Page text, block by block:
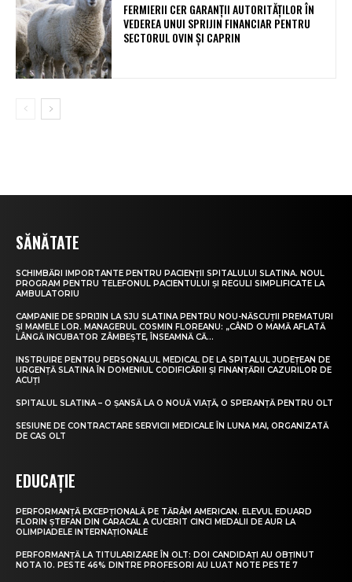
FERMIERII CER GARANȚII AUTORITĂȚILOR ÎN
VEDEREA UNUI SPRIJIN FINANCIAR PENTRU
SECTORUL OVIN ȘI CAPRIN
SĂNĂTATE
SCHIMBĂRI IMPORTANTE PENTRU PACIENȚII SPITALULUI SLATINA. NOUL
PROGRAM PENTRU TELEFONUL PACIENTULUI ȘI REGULI SIMPLIFICATE LA
AMBULATORIU
CAMPANIE DE SPRIJIN LA SJU SLATINA PENTRU NOU-NĂSCUȚII PREMATURI
ȘI MAMELE LOR. MANAGERUL COSMIN FLOREANU: „CÂND O MAMĂ AFLATĂ
LÂNGĂ INCUBATOR ZÂMBEȘTE, ÎNSEAMNĂ CĂ...
INSTRUIRE PENTRU PERSONALUL MEDICAL DE LA SPITALUL JUDEȚEAN DE
URGENȚĂ SLATINA ÎN DOMENIUL CODIFICĂRII ȘI FINANȚĂRII CAZURILOR DE
ACUȚI
SPITALUL SLATINA – O ȘANSĂ LA O NOUĂ VIAȚĂ, O SPERANȚĂ PENTRU OLT
SESIUNE DE CONTRACTARE SERVICII MEDICALE ÎN LUNA MAI, ORGANIZATĂ
DE CAS OLT
EDUCAȚIE
PERFORMANȚĂ EXCEPȚIONALĂ PE TĂRÂM AMERICAN. ELEVUL EDUARD
FLORIN ȘTEFAN DIN CARACAL A CUCERIT CINCI MEDALII DE AUR LA
OLIMPIADELE INTERNAȚIONALE
PERFORMANȚĂ LA TITULARIZARE ÎN OLT: DOI CANDIDAȚI AU OBȚINUT
NOTA 10. PESTE 46% DINTRE PROFESORI AU LUAT NOTE PESTE 7